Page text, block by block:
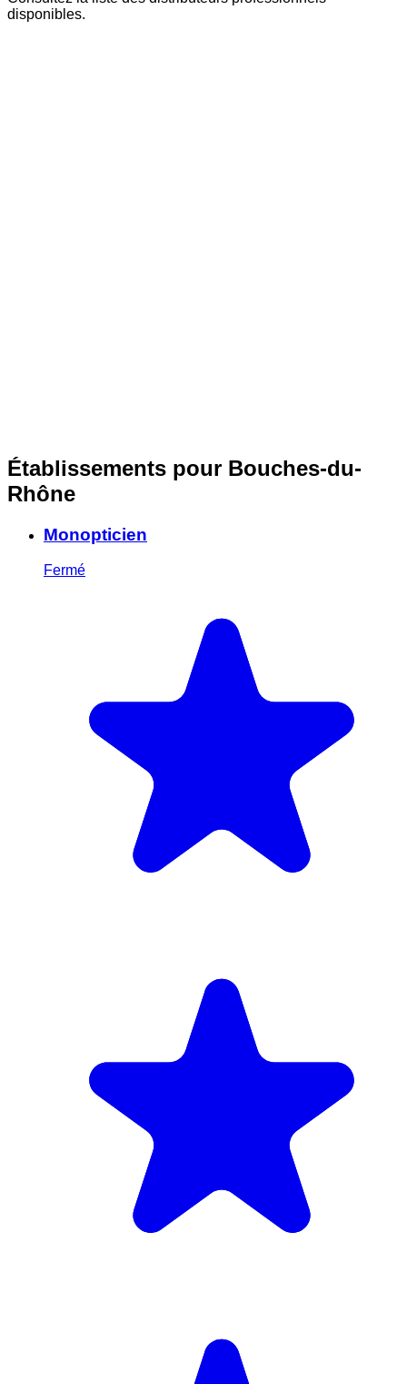
disponibles.
Établissements pour Bouches-du-
Rhône
Monopticien
Fermé